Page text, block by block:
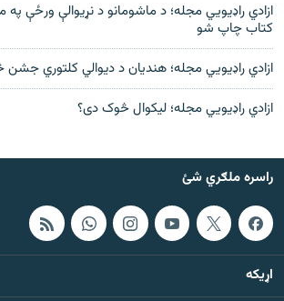
ازادي راډیویي مجله؛ د ماشومانو د نړیوالې ورځې
کتاب چاپ شو
ازادي راډیويي مجله؛ هندیان د دیوالي کلتوري جشن
ازادي راډيويي مجله؛ لیکوال څوک دی؟
راسره ملګري شئ
اړيکه